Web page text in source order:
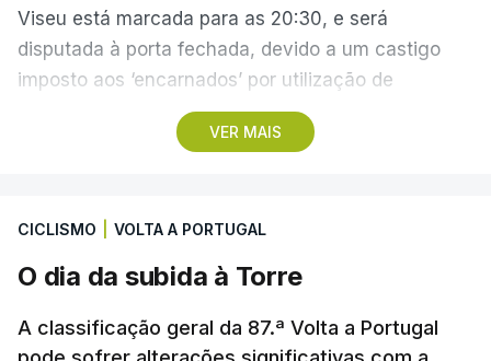
VER MAIS
Viseu está marcada para as 20:30, e será
disputada à porta fechada, devido a um castigo
imposto aos ‘encarnados’ por utilização de
A jornada fica para já marcada pelo empate 2-2
Amadora, num jogo que os ‘leões estiveram a
vencer por 2-0, e pelo triunfo do regressado
CICLISMO VOLTA A PORTUGAL
O dia da subida à Torre
A classificação geral da 87.ª Volta a Portugal